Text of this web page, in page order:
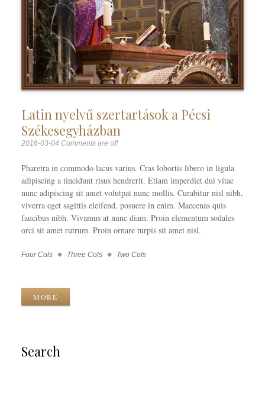
Latin nyelvű szertartások a Pécsi
Székesegyházban
2016-03-04 Comments are off
Pharetra in commodo lacus varius. Cras lobortis libero in ligula
adipiscing a tincidunt risus hendrerit. Etiam imperdiet dui vitae
nunc adipiscing sit amet volutpat nunc mollis. Curabitur nisl nibh,
viverra eget sagittis eleifend, posuere in enim. Maecenas quis
faucibus nibh. Vivamus at nunc diam. Proin elementum sodales
orci sit amet rutrum. Proin ornare turpis sit amet nisl.
Work
Four Cols Three Cols Two Cols
MORE
Search